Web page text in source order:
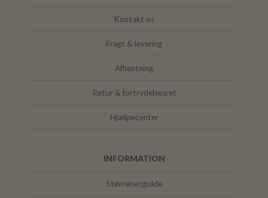
Kontakt os
Fragt & levering
Afhentning
Retur & fortrydelsesret
Hjælpecenter
INFORMATION
Størrelsesguide